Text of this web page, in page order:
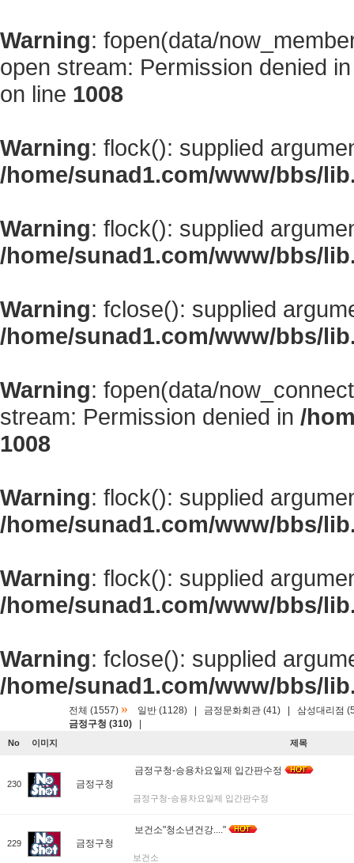
Warning: fopen(data/
open stream: Permission denied
on line 1008
Warning: flock(): supplied
/home/sunad1.com/www/bbs/
Warning: flock(): supplied
/home/sunad1.com/www/bbs/
Warning: fclose(): supplied
/home/sunad1.com/www/bbs/
Warning: fopen(data/
stream: Permission denied in /
1008
Warning: flock(): supplied
/home/sunad1.com/www/bbs/
Warning: flock(): supplied
/home/sunad1.com/www/bbs/
Warning: fclose(): supplied
/home/sunad1.com/www/bbs/
전체 (1557) » 일반 (1128) 금정문화회관 (41)
삼성대리점
금정구청 (310)
No 이미지 제목
230 금정구청
금정구청-승용차요일제 입간판수정
금정구청-승용차요일제 입간판수정
229 금정구청
보건소"청소년건강...."
보건소